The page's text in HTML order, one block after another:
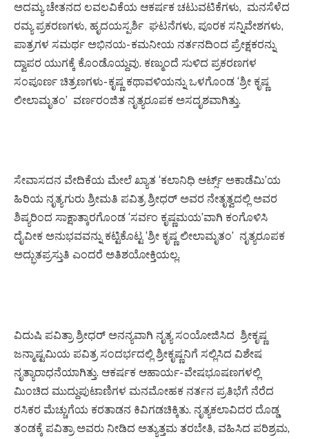
ಅದಮ್ಯ ಚೇತನದ ಲವಲವಿಕೆಯ ಆಕರ್ಷಕ ಚಟುವಟಿಕೆಗಳು, ಮನಸೆಳೆದ
ರಮ್ಯ ಪ್ರಕರಣಗಳು, ಹೃದಯಸ್ಪರ್ಶಿ ಘಟನೆಗಳು, ಪೂರಕ ಸನ್ನಿವೇಶಗಳು,
ಪಾತ್ರಗಳ ಸಮರ್ಥ ಅಭಿನಯ- ಕಮನೀಯ ನರ್ತನದಿಂದ ಪ್ರೇಕ್ಷಕರನ್ನು
ದ್ವಾಪರ ಯುಗಕ್ಕೆ ಕೊಂಡೊಯ್ದವು. ಕಣ್ಮುಂದೆ ಸುಳಿದ ಪ್ರಕರಣಗಳ
ಸಂಪೂರ್ಣ ಚಿತ್ರಣಗಳು- ಕೃಷ್ಣ ಕಥಾವಳಿಯನ್ನು ಒಳಗೊಂಡ ‘ಶ್ರೀ ಕೃಷ್ಣ
ಲೀಲಾಮೃತಂ’ ವರ್ಣರಂಜಿತ ನೃತ್ಯರೂಪಕ ಅಸದೃಶವಾಗಿತ್ತು.
ಸೇವಾಸದನ ವೇದಿಕೆಯ ಮೇಲೆ ಖ್ಯಾತ ‘ಕಲಾನಿಧಿ ಆರ್ಟ್ಸ್ ಅಕಾಡೆಮಿ’ಯ
ಹಿರಿಯ ನೃತ್ಯಗುರು ಶ್ರೀಮತಿ ಪವಿತ್ರ ಶ್ರೀಧರ್ ಅವರ ನೇತೃತ್ವದಲ್ಲಿ ಅವರ
ಶಿಷ್ಯರಿಂದ ಸಾಕ್ಷಾತ್ಕಾರಗೊಂಡ ‘ಸರ್ವಂ ಕೃಷ್ಣಮಯ’ವಾಗಿ ಕಂಗೊಳಿಸಿ
ದೈವೀಕ ಅನುಭವವನ್ನು ಕಟ್ಟಿಕೊಟ್ಟ ‘ಶ್ರೀ ಕೃಷ್ಣ ಲೀಲಾಮೃತಂ’ ನೃತ್ಯರೂಪಕ
ಅದ್ಭುತಪ್ರಸ್ತುತಿ ಎಂದರೆ ಅತಿಶಯೋಕ್ತಿಯಲ್ಲ.
ವಿದುಷಿ ಪವಿತ್ರಾ ಶ್ರೀಧರ್ ಅನನ್ಯವಾಗಿ ನೃತ್ಯ ಸಂಯೋಜಿಸಿದ ಶ್ರೀಕೃಷ್ಣ
ಜನ್ಮಾಷ್ಟಮಿಯ ಪವಿತ್ರ ಸಂದರ್ಭದಲ್ಲಿ ಶ್ರೀಕೃಷ್ಣನಿಗೆ ಸಲ್ಲಿಸಿದ ವಿಶೇಷ
ನೃತ್ಯಾರಾಧನೆಯಾಗಿತ್ತು. ಆಕರ್ಷಕ ಆಹಾರ್ಯ- ವೇಷಭೂಷಣಗಳಲ್ಲಿ
ಮಿಂಚಿದ ಮುದ್ದುಪುಟಾಣಿಗಳ ಮನಮೋಹಕ ನರ್ತನ ಪ್ರತಿಭೆಗೆ ನೆರೆದ
ರಸಿಕರ ಮೆಚ್ಚುಗೆಯ ಕರತಾಡನ ಕಿವಿಗಡಚಿಕ್ಕಿತು. ನೃತ್ಯಕಲಾವಿದರ ದೊಡ್ಡ
ತಂಡಕ್ಕೆ ಪವಿತ್ರಾ ಅವರು ನೀಡಿದ ಅತ್ಯುತ್ತಮ ತರಬೇತಿ, ವಹಿಸಿದ ಪರಿಶ್ರಮ,